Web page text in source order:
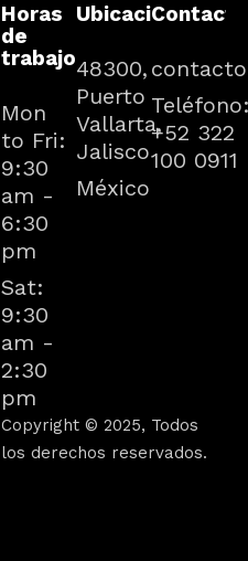
Horas
de
trabajo
Mon
to Fri:
9:30
am -
6:30
pm
Sat:
9:30
am -
2:30
pm
Ubicación
48300,
Puerto
Vallarta,
Jalisco
México
Contacto
+52 322
100 0911
Copyright © 2025, Todos
los derechos reservados.